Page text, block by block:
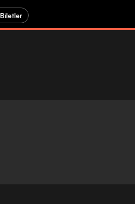
Biletler